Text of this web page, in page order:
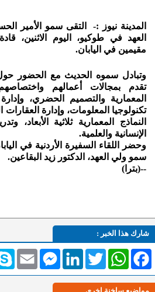
المدينة نيوز :- التقى سمو الأمير
العهد في طوكيو، اليوم الاثنين،
مقيمين في اليابان.
وتبادل سموه الحديث مع الحضور
تقدم بمجالات أعمالهم
المعمارية والتصميم الحضري،
تكنولوجيا المعلومات، وإدارة
النماذج المعمارية ثلاثية الأبعاد،
الإنسانية والعلمية.
وحضر اللقاء السفيرة الأردنية في
سمو ولي العهد، الدكتور زيد البقاعين.
--(بترا)
شارك هذا الخبر :
Email
MessengerLinkedInTwitterWhatsAppFacebook